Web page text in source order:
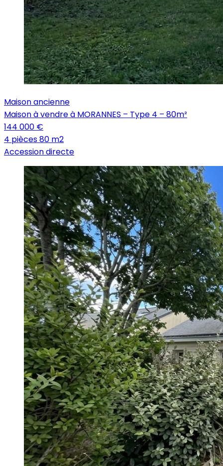
Maison ancienne
Maison à vendre à MORANNES – Type 4 – 80m²
144 000 €
4 pièces80 m2
Accession directe